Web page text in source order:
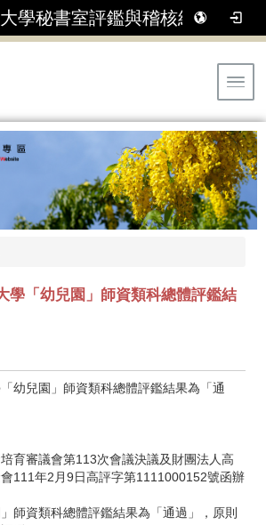
學秘書室評鑑與稽核組
學「幼兒園」師資類科總體評鑑結
幼兒園」師資類科總體評鑑結果為「通
育審議會第113次會議決議及財團法人高
111年2月9日高評字第1111000152號函辦
師資類科總體評鑑結果為「通過」，原則